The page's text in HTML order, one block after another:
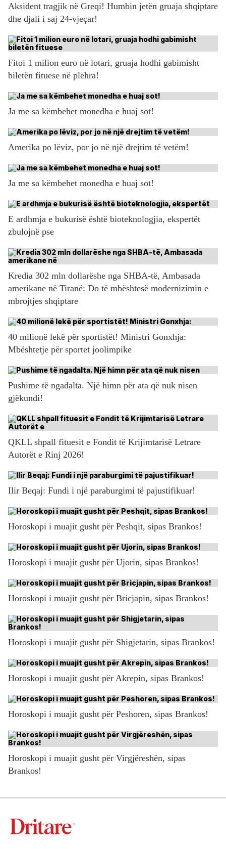
Aksident tragjik në Greqi! Humbin jetën gruaja shqiptare
dhe djali i saj 24-vjeçar!
Fitoi 1 milion euro në lotari, gruaja hodhi gabimisht
biletën fituese në plehra!
Ja me sa këmbehet monedha e huaj sot!
Amerika po lëviz, por jo në një drejtim të vetëm!
Ja me sa këmbehet monedha e huaj sot!
E ardhmja e bukurisë është bioteknologjia, ekspertët
zbulojnë pse
Kredia 302 mln dollarëshe nga SHBA-të, Ambasada
amerikane në Tiranë: Do të mbështesë modernizimin e
mbrojtjes shqiptare
40 milionë lekë për sportistët! Ministri Gonxhja:
Mbështetje për sportet joolimpike
Pushime të ngadalta. Një himn për ata që nuk nisen
gjëkundi!
QKLL shpall fituesit e Fondit të Krijimtarisë Letrare
Autorët e Rinj 2026!
Ilir Beqaj: Fundi i një paraburgimi të pajustifikuar!
Horoskopi i muajit gusht për Peshqit, sipas Brankos!
Horoskopi i muajit gusht për Ujorin, sipas Brankos!
Horoskopi i muajit gusht për Bricjapin, sipas Brankos!
Horoskopi i muajit gusht për Shigjetarin, sipas Brankos!
Horoskopi i muajit gusht për Akrepin, sipas Brankos!
Horoskopi i muajit gusht për Peshoren, sipas Brankos!
Horoskopi i muajit gusht për Virgjëreshën, sipas
Brankos!